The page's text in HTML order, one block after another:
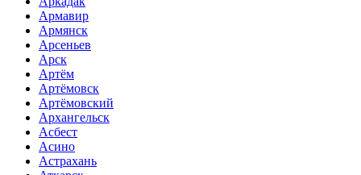
Армавир
Армянск
Арсеньев
Арск
Артём
Артёмовск
Артёмовский
Архангельск
Асбест
Асино
Астрахань